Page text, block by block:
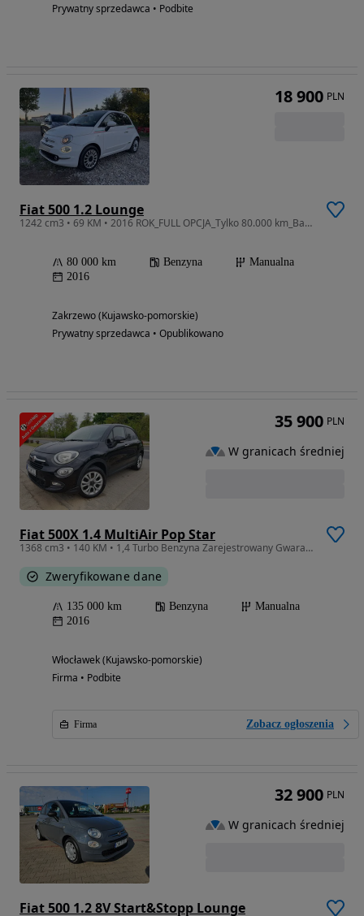
Prywatny sprzedawca • Podbite
Fiat 500 1.2 Lounge
1242 cm3 • 69 KM • 2016 ROK_FULL OPCJA_Tylko 80.000 km_Bardzo bogata wersja_Navi,Alu,Led!
80 000 km Benzyna
Manualna
2016
Zakrzewo (Kujawsko-pomorskie)
Prywatny sprzedawca • Opublikowano
18 900 PLN
Fiat 500X 1.4 MultiAir Pop Star
1368 cm3 • 140 KM • 1,4 Turbo Benzyna Zarejestrowany Gwarancja
Zweryfikowane dane
135 000 km Benzyna
Manualna
2016
Włocławek (Kujawsko-pomorskie)
Firma • Podbite
Firma Zobacz ogłoszenia
35 900 PLN
W granicach średniej
Fiat 500 1.2 8V Start&Stopp Lounge
32 900 PLN
W granicach średniej